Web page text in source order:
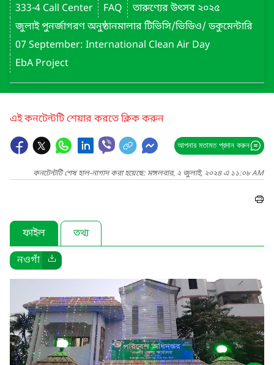
333-4 Call Center
FAQ
তারুণ্যের উৎসব ২০২৫
জুলাই পুনর্জাগরণ অনুষ্ঠানমালার টিভিসি/ভিডিও/ ডকুমেন্টারি
07 September: International Clean Air Day
EbA Project
এই কনটেন্টটি শেয়ার করতে ক্লিক করুন
আপনার মতামত প্রদান করুন
কনটেন্টটি শেষ হাল-নাগাদ করা হয়েছে: মঙ্গলবার, ২ জুলাই, ২০২৪ এ ১১:০৮ AM
ফাইল
তথ্য
নওগাঁ